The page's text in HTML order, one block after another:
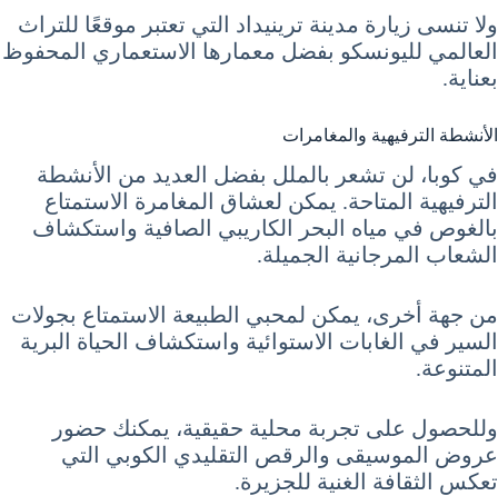
ولا تنسى زيارة مدينة ترينيداد التي تعتبر موقعًا للتراث
العالمي لليونسكو بفضل معمارها الاستعماري المحفوظ
بعناية.
الأنشطة الترفيهية والمغامرات
في كوبا، لن تشعر بالملل بفضل العديد من الأنشطة
الترفيهية المتاحة. يمكن لعشاق المغامرة الاستمتاع
بالغوص في مياه البحر الكاريبي الصافية واستكشاف
الشعاب المرجانية الجميلة.
من جهة أخرى، يمكن لمحبي الطبيعة الاستمتاع بجولات
السير في الغابات الاستوائية واستكشاف الحياة البرية
المتنوعة.
وللحصول على تجربة محلية حقيقية، يمكنك حضور
عروض الموسيقى والرقص التقليدي الكوبي التي
تعكس الثقافة الغنية للجزيرة.